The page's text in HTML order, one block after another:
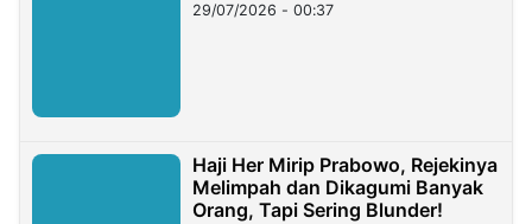
29/07/2026 - 00:37
Haji Her Mirip Prabowo, Rejekinya
Melimpah dan Dikagumi Banyak
Orang, Tapi Sering Blunder!